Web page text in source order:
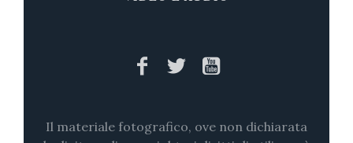
Il materiale fotografico, ove non dichiarata